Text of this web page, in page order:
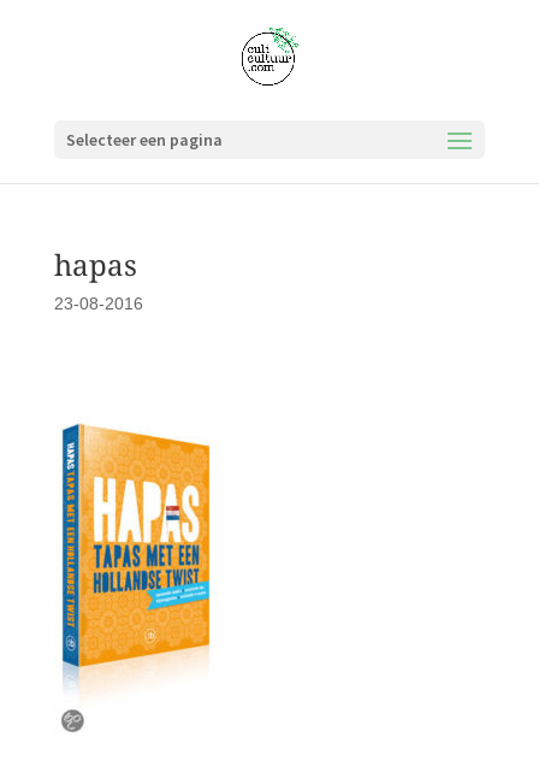
Selecteer een pagina
hapas
23-08-2016